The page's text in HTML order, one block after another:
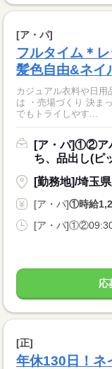
[ア・パ]
フルタイム＊
髪色自由&ネイ
カジュアル衣料や日
は ・売場づくり 決ま
でもトライしやす...
[ア・パ]①②ア
ち、品出し(ピ
[勤務地]/埼玉
[ア・パ]①時給
[ア・パ
応
[正]
年休130日！